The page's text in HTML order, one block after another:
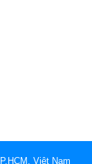
Việt Nam